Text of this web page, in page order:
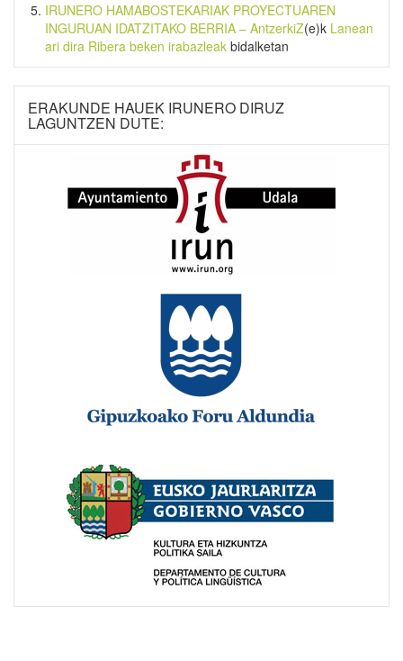
IRUNERO HAMABOSTEKARIAK PROYECTUAREN
INGURUAN IDATZITAKO BERRIA – AntzerkiZ(e)k Lanean
ari dira Ribera beken irabazleak bidalketan
ERAKUNDE HAUEK IRUNERO DIRUZ
LAGUNTZEN DUTE: